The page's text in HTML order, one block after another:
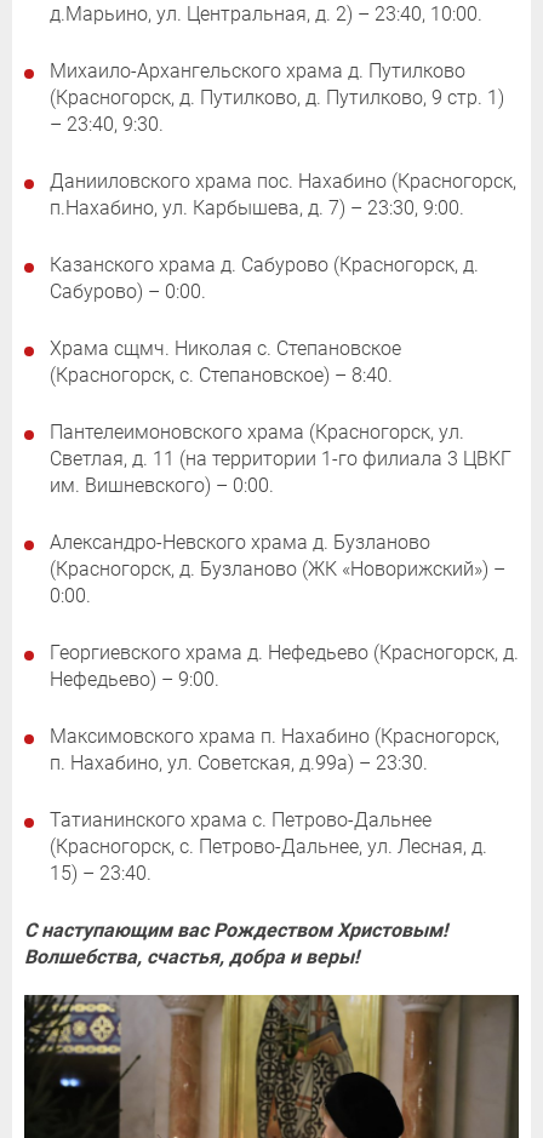
д.Марьино, ул. Центральная, д. 2) – 23:40, 10:00.
Михаило-Архангельского храма д. Путилково
(Красногорск, д. Путилково, д. Путилково, 9 стр. 1)
– 23:40, 9:30.
Данииловского храма пос. Нахабино (Красногорск,
п.Нахабино, ул. Карбышева, д. 7) – 23:30, 9:00.
Казанского храма д. Сабурово (Красногорск, д.
Сабурово) – 0:00.
Храма сщмч. Николая с. Степановское
(Красногорск, с. Степановское) – 8:40.
Пантелеимоновского храма (Красногорск, ул.
Светлая, д. 11 (на территории 1-го филиала 3 ЦВКГ
им. Вишневского) – 0:00.
Александро-Невского храма д. Бузланово
(Красногорск, д. Бузланово (ЖК «Новорижский») –
0:00.
Георгиевского храма д. Нефедьево (Красногорск, д.
Нефедьево) – 9:00.
Максимовского храма п. Нахабино (Красногорск,
п. Нахабино, ул. Советская, д.99а) – 23:30.
Татианинского храма с. Петрово-Дальнее
(Красногорск, с. Петрово-Дальнее, ул. Лесная, д.
15) – 23:40.
С наступающим вас Рождеством Христовым!
Волшебства, счастья, добра и веры!